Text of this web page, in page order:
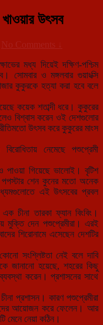
উৎসব
No Comments ↓
মধ্য দিয়েই দক্ষিণ-পশ্চিম
সোমবার ও মঙ্গলবার গুয়াংক্সি
কুকুরকে হত্যা করা হবে বলে
কয়েক শতাব্দী ধরে। কুকুরের
বিশ্বাস করেন ওই দেশগুলোর
উৎসব করে কুকুরের মাংস
নেমেছে পশুপ্রেমী
পাওয়া গিয়েছে ভালোই। বৃটিশ
পপস্টার শেন কুনের মতো অনেক
এই উৎসবের প্রবল
চীনা তারকা ফ্যান বিংবিং।
মুক্তি দেন পশুপ্রেমীরা। এরই
শিরোনামে এসেছেন দেশটির
সংশ্লিষ্টতা নেই বলে দাবি
জানানো হয়েছে, শহরের কিছু
করেন। প্রশাসনের সাথে
প্রশাসন। কারণ পশুপ্রেমীরা
আয়োজন করে ফেলেন। আর
মেনে নেয়া কঠিন।